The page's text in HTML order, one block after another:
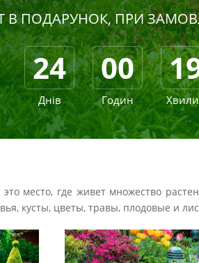
ПОДАРУНОК, ПРИ
24
Днів
00
Годин
это место, где живет множество
кусты, цветы, травы, плодовые и